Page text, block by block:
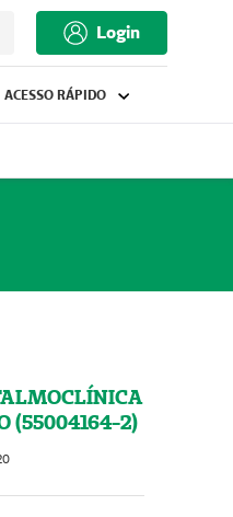
Login
ACESSO RÁPIDO
(55004164-2)